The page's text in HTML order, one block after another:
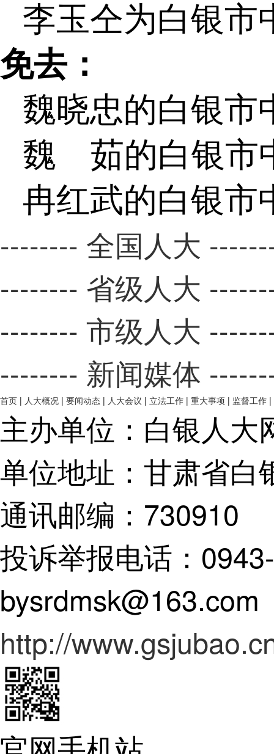
李玉仝为白银市
免去：
魏晓忠的白银市
魏 茹的白银市
冉红武的白银市
-------- 全国人大
-------- 省级人大
-------- 市级人大
-------- 新闻媒体
首页 | 人大概况 | 要闻动态 | 人大会议 | 立法工作 | 重大事项 | 监督工作 |
主办单位：白银人大
单位地址：甘肃省白
通讯邮编：730910
投诉举报电话：
bysrdmsk@163.com
http://